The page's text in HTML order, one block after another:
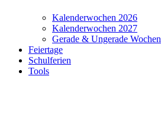
Kalenderwochen 2026
Kalenderwochen 2027
Gerade & Ungerade Wochen
Feiertage
Schulferien
Tools